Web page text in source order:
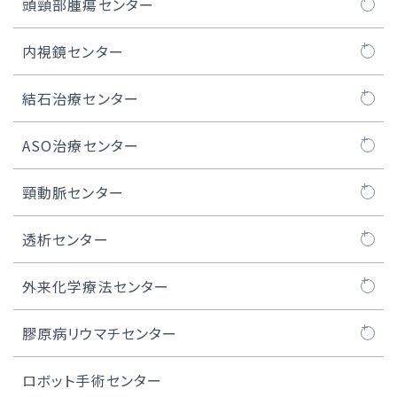
iASD（医原性心房中隔欠損）閉鎖術
医師紹介
MICS、ロボット手術における人工心肺装置
低侵襲心臓手術センター長のご紹介
症例実績
腹部大動脈瘤の治療
ICD / CRT-D治療
S-ICD治療
デバイス植込み後の管理
リード抜去について
実績
頭頸部腫瘍センター
頭頸部腫瘍センターについて
頭頸部良性腫瘍
口腔がん
咽頭がん
喉頭がん
上顎洞がん
唾液腺がん
甲状腺がん
内視鏡センター
内視鏡センターについて
内視鏡治療
医師紹介
内視鏡センター長のご紹介
結石治療センター
結石治療センターについて
ASO治療センター
ASO治療センターについて
閉塞性動脈硬化症
ASOの治療例
難易度の高い治療例
頸動脈センター
頸動脈センターについて
頸動脈ステント留置術
難易度の高いCAS・頸動脈ステント留置術
医師紹介
透析センター
透析センターについて
外来化学療法センター
外来化学療法センターについて
化学療法レジメン一覧
膠原病リウマチセンター
膠原病リウマチセンターについて
ロボット手術センター